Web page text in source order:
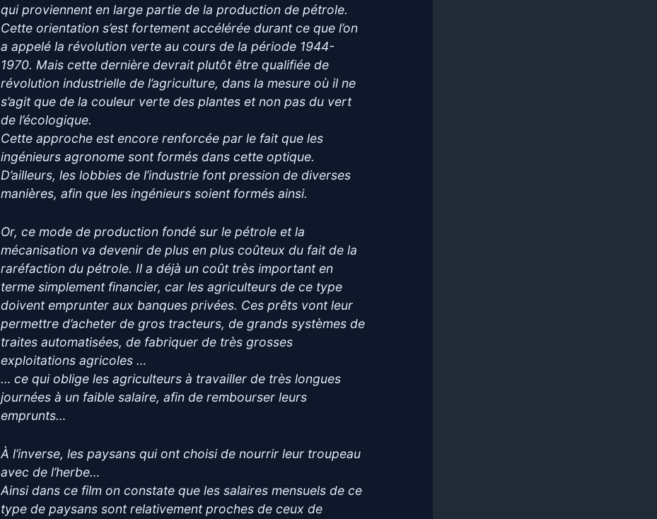
qui proviennent en large partie de la production de pétrole.
Cette orientation s’est fortement accélérée durant ce que l’on
a appelé la révolution verte au cours de la période 1944-
1970. Mais cette dernière devrait plutôt être qualifiée de
révolution industrielle de l’agriculture, dans la mesure où il ne
s’agit que de la couleur verte des plantes et non pas du vert
de l’écologique.
Cette approche est encore renforcée par le fait que les
ingénieurs agronome sont formés dans cette optique.
D’ailleurs, les lobbies de l’industrie font pression de diverses
manières, afin que les ingénieurs soient formés ainsi.
Or, ce mode de production fondé sur le pétrole et la
mécanisation va devenir de plus en plus coûteux du fait de la
raréfaction du pétrole. Il a déjà un coût très important en
terme simplement financier, car les agriculteurs de ce type
doivent emprunter aux banques privées. Ces prêts vont leur
permettre d’acheter de gros tracteurs, de grands systèmes de
traites automatisées, de fabriquer de très grosses
exploitations agricoles …
… ce qui oblige les agriculteurs à travailler de très longues
journées à un faible salaire, afin de rembourser leurs
emprunts…
À l’inverse, les paysans qui ont choisi de nourrir leur troupeau
avec de l’herbe…
Ainsi dans ce film on constate que les salaires mensuels de ce
type de paysans sont relativement proches de ceux de